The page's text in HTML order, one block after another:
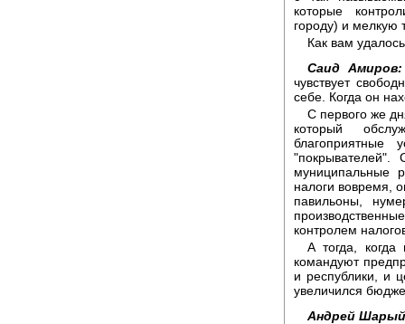
которые
городу) и мелкую
Как вам
Саид Амиров:
чувствует
себе. Когда он
С первого же
который
благоприятные
"покрывателей".
муниципальные
налоги вовремя,
павильоны,
контролем
А тогда, когда
командуют
и республики, и
увеличился
Андрей